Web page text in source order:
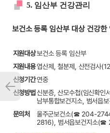
5. 임산부 건강관리
보건소 등록 임산부 대상 건강
지원대상보건소 등록 임산부
지원내용엽산제, 철분제, 산전검사
신청기간연중
신청방법 신분증, 산모수첩(임신확인
남부통합보건지소, 범서읍
문의처
울주군보건소(☎ 204-
2816), 범서읍보건지소